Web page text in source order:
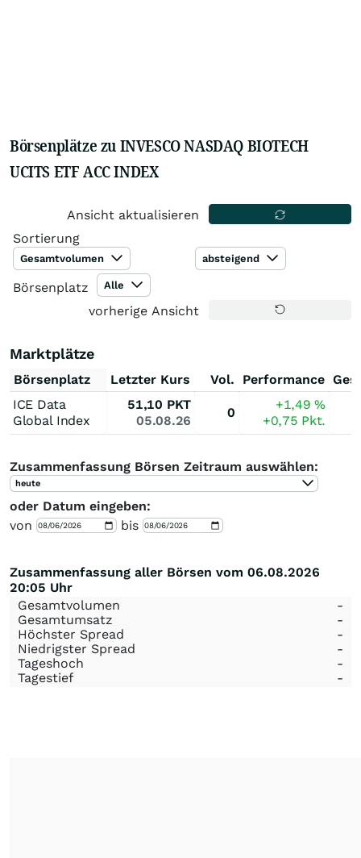
Börsenplätze zu INVESCO NASDAQ BIOTECH
UCITS ETF ACC INDEX
Ansicht aktualisieren
Sortierung
Gesamtvolumen absteigend
Börsenplatz Alle
vorherige Ansicht
Marktplätze
Börsenplatz Letzter Kurs Vol. Performance
ICE Data
Global Index
51,10 PKT
05.08.26
0
+1,49%
+0,75 Pkt.
Zusammenfassung Börsen Zeitraum auswählen:
heute
oder Datum eingeben:
von
bis
Zusammenfassung aller Börsen vom 06.08.2026
20:05 Uhr
Gesamtvolumen
-
Gesamtumsatz
-
Höchster Spread
-
Niedrigster Spread
-
Tageshoch
-
Tagestief
-